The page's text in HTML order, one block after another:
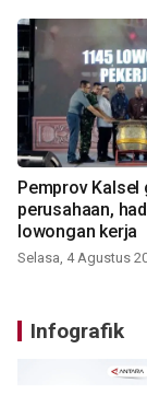
Pemprov Kalsel
perusahaan,
lowongan kerja
Selasa, 4 Agustus
Infografik